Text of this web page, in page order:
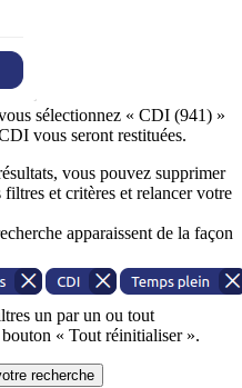
sélectionnez « CDI (941) »
vous seront restituées.
vous pouvez supprimer
et critères et relancer votre
apparaissent de la façon
un par un ou tout
« Tout réinitialiser ».
recherche